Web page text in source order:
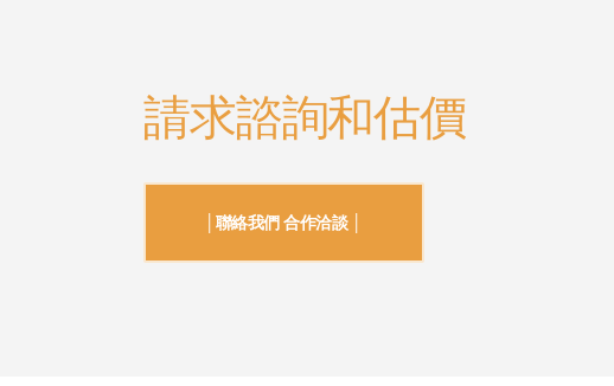
請求諮詢和估價
│聯絡我們 合作洽談 │